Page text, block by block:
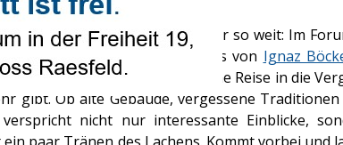
Raesfeld
30. Oktober 2025 ist es wieder so weit: Im
beliebte Bildervortrag mit Fotos von Ignaz
Tünte mit auf eine nostalgische Reise in die
gibt. Ob alte Gebäude, vergessene
nicht nur interessante Einblicke,